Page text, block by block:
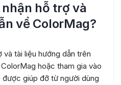
hỗ trợ và
về ColorMag?
tài liệu hướng dẫn trên
hoặc tham gia vào
giúp đỡ từ người dùng